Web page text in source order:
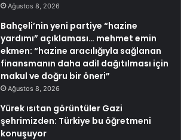
Ağustos 8, 2026
Bahçeli’nin yeni partiye “hazine
yardımı” açıklaması… mehmet emin
ekmen: “hazine aracılığıyla sağlanan
finansmanın daha adil dağıtılması için
makul ve doğru bir öneri”
Ağustos 8, 2026
Yürek ısıtan görüntüler Gazi
şehrimizden: Türkiye bu öğretmeni
konuşuyor